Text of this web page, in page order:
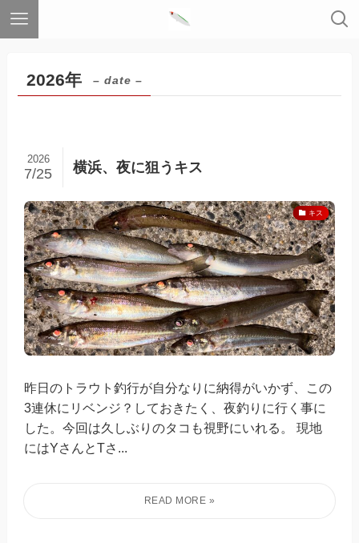
2026年 – date –
横浜、夜に狙うキス
2026
7/25
キス
昨日のトラウト釣行が自分なりに納得がいかず、この
3連休にリベンジ？しておきたく、夜釣りに行く事に
した。今回は久しぶりのタコも視野にいれる。 現地
にはYさんとTさ...